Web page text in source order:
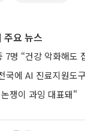
주요 뉴스
7명 “건강 악화해도
에 AI 진료지원도
쟁이 과잉 대표돼"